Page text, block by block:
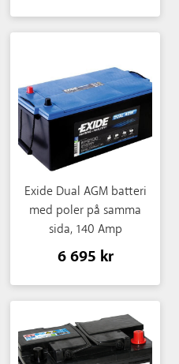
Exide Dual AGM batteri
med poler på samma
sida, 140 Amp
6 695 kr